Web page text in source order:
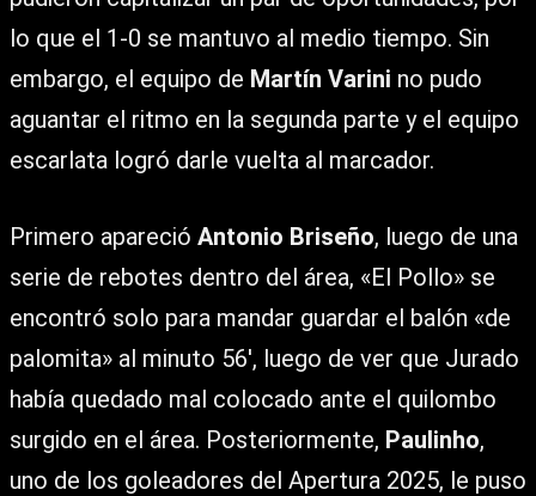
lo que el 1-0 se mantuvo al medio tiempo. Sin
embargo, el equipo de Martín Varini no pudo
aguantar el ritmo en la segunda parte y el equipo
escarlata logró darle vuelta al marcador.
Primero apareció Antonio Briseño, luego de una
serie de rebotes dentro del área, «El Pollo» se
encontró solo para mandar guardar el balón «de
palomita» al minuto 56′, luego de ver que Jurado
había quedado mal colocado ante el quilombo
surgido en el área. Posteriormente, Paulinho,
uno de los goleadores del Apertura 2025, le puso